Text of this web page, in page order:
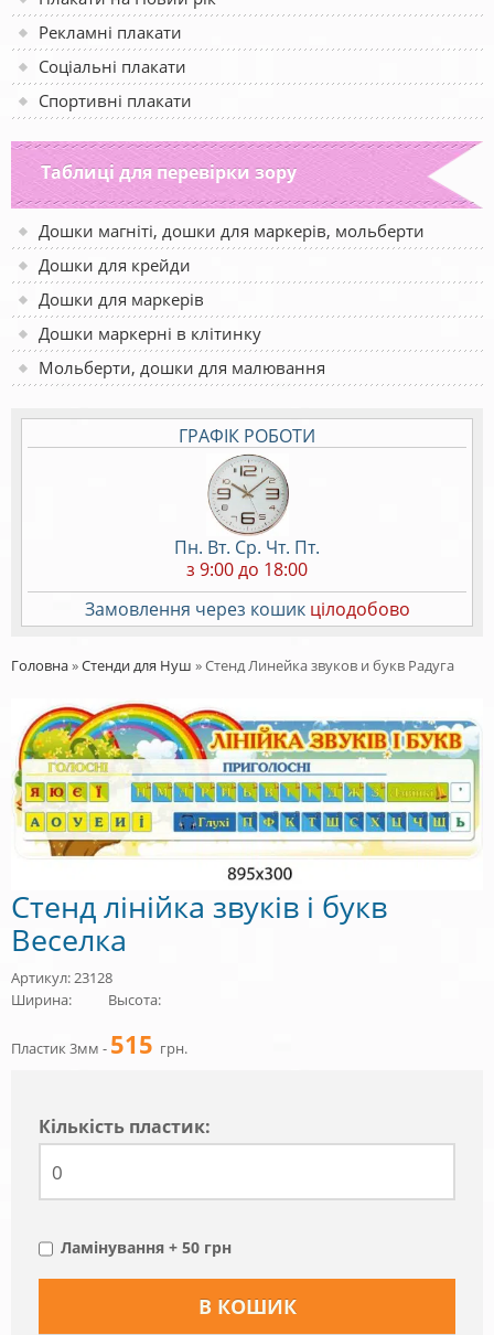
Рекламні плакати
Соціальні плакати
Спортивні плакати
Таблиці для перевірки зору
Дошки магніті, дошки для маркерів, мольберти
Дошки для крейди
Дошки для маркерів
Дошки маркерні в клітинку
Мольберти, дошки для малювання
ГРАФІК РОБОТИ
Пн. Вт. Ср. Чт. Пт.
з 9:00 до 18:00
Замовлення через кошик цілодобово
Головна»Стенди для Нуш »Стенд Линейка звуков и букв Радуга
Стенд лінійка звуків і букв
Веселка
Артикул: 23128
Ширина:
Высота:
Пластик 3мм - 515 грн.
Кiлькiсть пластик:
Ламінування + 50 грн